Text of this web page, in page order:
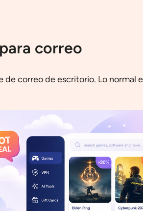
correo
de correo de escritorio. Lo normal